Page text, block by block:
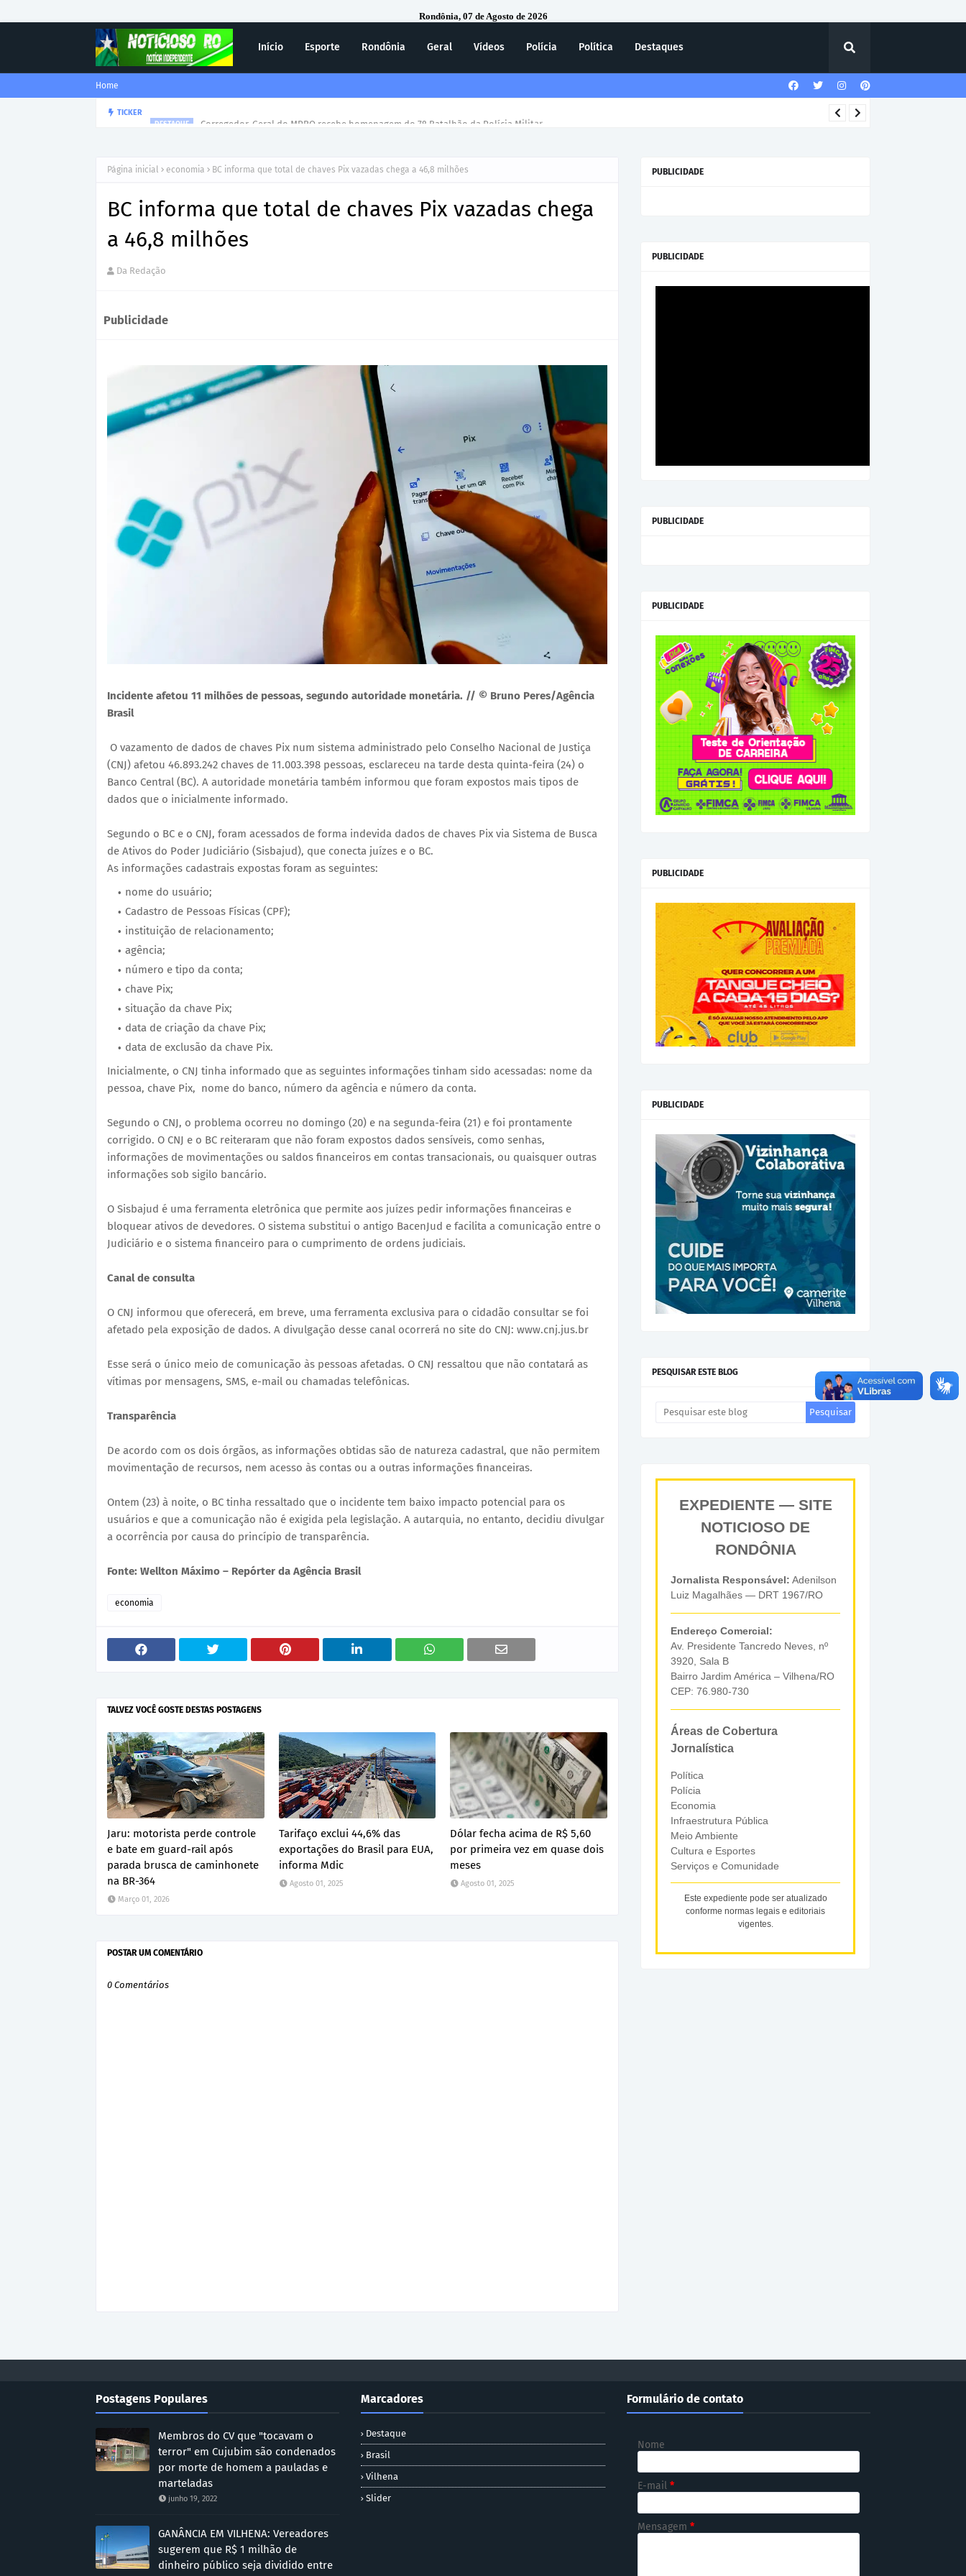
Rondônia, 07 de Agosto de 2026
Início Esporte Rondônia Geral Vídeos Polícia Política Destaques
Home
TICKER
Página inicial economia BC informa que total de chaves Pix vazadas chega a 46,8 milhões
BC informa que total de chaves Pix vazadas chega
a 46,8 milhões
Da Redação
Publicidade
Incidente afetou 11 milhões de pessoas, segundo autoridade monetária. // © Bruno Peres/Agência
Brasil
O vazamento de dados de chaves Pix num sistema administrado pelo Conselho Nacional de Justiça
(CNJ) afetou 46.893.242 chaves de 11.003.398 pessoas, esclareceu na tarde desta quinta-feira (24) o
Banco Central (BC). A autoridade monetária também informou que foram expostos mais tipos de
dados que o inicialmente informado.
Segundo o BC e o CNJ, foram acessados de forma indevida dados de chaves Pix via Sistema de Busca
de Ativos do Poder Judiciário (Sisbajud), que conecta juízes e o BC.
As informações cadastrais expostas foram as seguintes:
nome do usuário;
Cadastro de Pessoas Físicas (CPF);
instituição de relacionamento;
agência;
número e tipo da conta;
chave Pix;
situação da chave Pix;
data de criação da chave Pix;
data de exclusão da chave Pix.
Inicialmente, o CNJ tinha informado que as seguintes informações tinham sido acessadas: nome da
pessoa, chave Pix, nome do banco, número da agência e número da conta.
Segundo o CNJ, o problema ocorreu no domingo (20) e na segunda-feira (21) e foi prontamente
corrigido. O CNJ e o BC reiteraram que não foram expostos dados sensíveis, como senhas,
informações de movimentações ou saldos financeiros em contas transacionais, ou quaisquer outras
informações sob sigilo bancário.
O Sisbajud é uma ferramenta eletrônica que permite aos juízes pedir informações financeiras e
bloquear ativos de devedores. O sistema substitui o antigo BacenJud e facilita a comunicação entre o
Judiciário e o sistema financeiro para o cumprimento de ordens judiciais.
Canal de consulta
O CNJ informou que oferecerá, em breve, uma ferramenta exclusiva para o cidadão consultar se foi
afetado pela exposição de dados. A divulgação desse canal ocorrerá no site do CNJ: www.cnj.jus.br
Esse será o único meio de comunicação às pessoas afetadas. O CNJ ressaltou que não contatará as
vítimas por mensagens, SMS, e-mail ou chamadas telefônicas.
Transparência
De acordo com os dois órgãos, as informações obtidas são de natureza cadastral, que não permitem
movimentação de recursos, nem acesso às contas ou a outras informações financeiras.
Ontem (23) à noite, o BC tinha ressaltado que o incidente tem baixo impacto potencial para os
usuários e que a comunicação não é exigida pela legislação. A autarquia, no entanto, decidiu divulgar
a ocorrência por causa do princípio de transparência.
Fonte: Wellton Máximo – Repórter da Agência Brasil
economia
TALVEZ VOCÊ GOSTE DESTAS POSTAGENS
Jaru: motorista perde controle
e bate em guard-rail após
parada brusca de caminhonete
na BR-364
Março 01, 2026
Tarifaço exclui 44,6% das
exportações do Brasil para EUA,
informa Mdic
Agosto 01, 2025
Dólar fecha acima de R$ 5,60
por primeira vez em quase dois
meses
Agosto 01, 2025
POSTAR UM COMENTÁRIO
0 Comentários
PUBLICIDADE
PUBLICIDADE
PUBLICIDADE
PUBLICIDADE
PUBLICIDADE
PUBLICIDADE
PESQUISAR ESTE BLOG
EXPEDIENTE — SITE
NOTICIOSO DE
RONDÔNIA
Jornalista Responsável: Adenilson
Luiz Magalhães — DRT 1967/RO
Endereço Comercial:
Av. Presidente Tancredo Neves, nº
3920, Sala B
Bairro Jardim América – Vilhena/RO
CEP: 76.980-730
Áreas de Cobertura
Jornalística
Política
Polícia
Economia
Infraestrutura Pública
Meio Ambiente
Cultura e Esportes
Serviços e Comunidade
Este expediente pode ser atualizado
conforme normas legais e editoriais
vigentes.
Postagens Populares
Membros do CV que "tocavam o
terror" em Cujubim são condenados
por morte de homem a pauladas e
marteladas
junho 19, 2022
GANÂNCIA EM VILHENA: Vereadores
sugerem que R$ 1 milhão de
dinheiro público seja dividido entre
Marcadores
Destaque
Brasil
Vilhena
Slider
Formulário de contato
Nome
E-mail *
Mensagem *